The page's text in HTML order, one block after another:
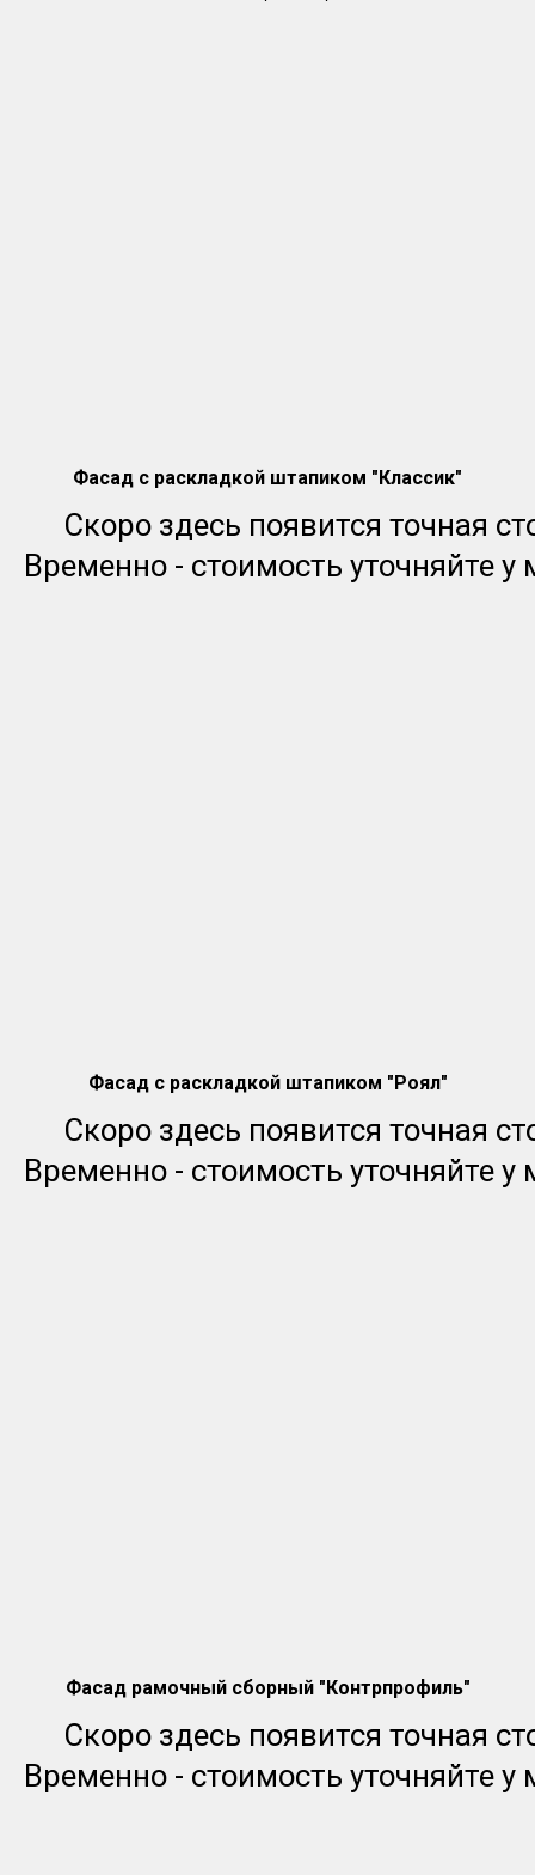
Фасад с раскладкой штапиком "Классик"
Скоро здесь появится точная
Временно - стоимость уточняйте
Фасад с раскладкой штапиком "Роял"
Скоро здесь появится точная
Временно - стоимость уточняйте
Фасад рамочный сборный "Контрпрофиль"
Скоро здесь появится точная
Временно - стоимость уточняйте